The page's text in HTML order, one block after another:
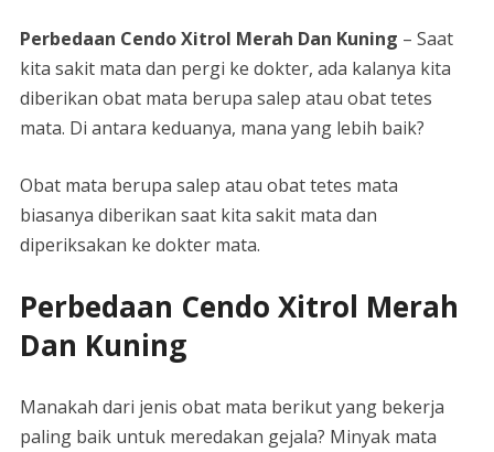
Perbedaan Cendo Xitrol Merah Dan Kuning – Saat
kita sakit mata dan pergi ke dokter, ada kalanya kita
diberikan obat mata berupa salep atau obat tetes
mata. Di antara keduanya, mana yang lebih baik?
Obat mata berupa salep atau obat tetes mata
biasanya diberikan saat kita sakit mata dan
diperiksakan ke dokter mata.
Perbedaan Cendo Xitrol Merah
Dan Kuning
Manakah dari jenis obat mata berikut yang bekerja
paling baik untuk meredakan gejala? Minyak mata